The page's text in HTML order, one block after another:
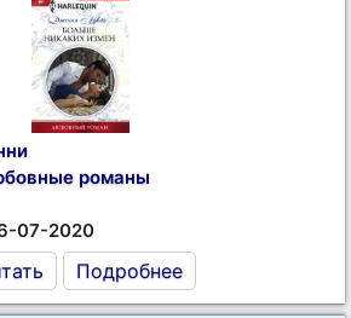
романы
07-2020
Подробнее